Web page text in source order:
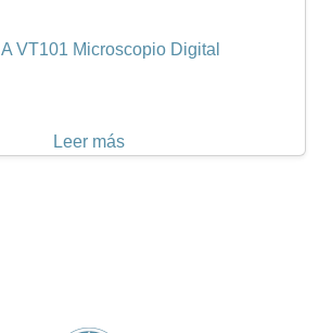
VT101 Microscopio Digital
Leer más